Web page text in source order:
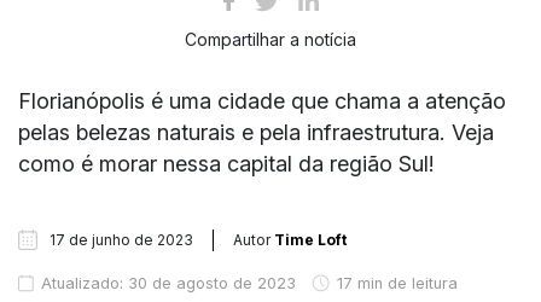
Compartilhar a notícia
Florianópolis é uma cidade que chama a atenção
pelas belezas naturais e pela infraestrutura. Veja
como é morar nessa capital da região Sul!
17 de junho de 2023 Autor Time Loft
Atualizado: 30 de agosto de 2023 17 min de leitura